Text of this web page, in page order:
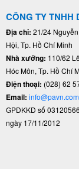
CÔNG TY TNHH
Địa chỉ: 21/24
Hội, Tp. Hồ Chí Minh
Nhà xưởng: 110/62
Hóc Môn, Tp. Hồ Chí
Điện thoại: (028) 62
Email:
GPDKKD số
ngày 17/11/2012